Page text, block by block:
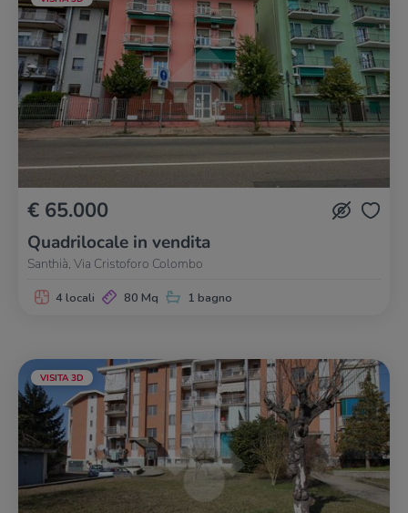
€ 65.000
Quadrilocale in vendita
Santhià, Via Cristoforo Colombo
4 locali 80 Mq 1 bagno
VISITA 3D